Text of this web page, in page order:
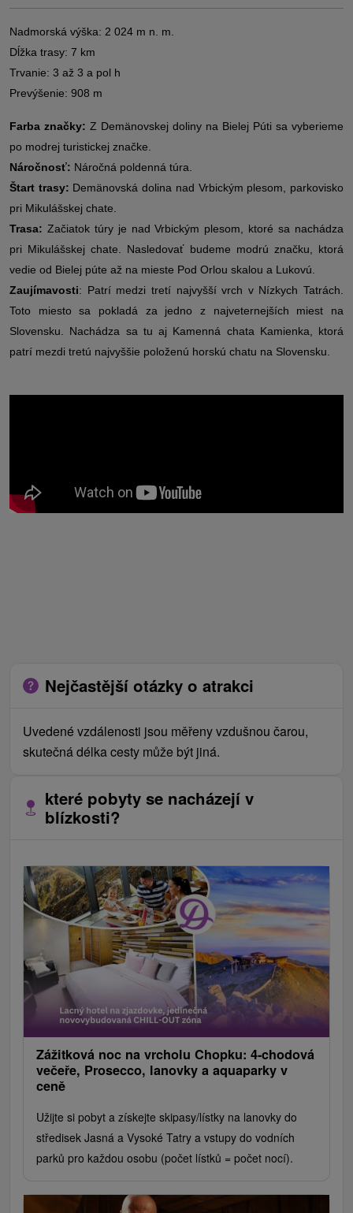
Nadmorská výška: 2 024 m n. m.
Dĺžka trasy: 7 km
Trvanie: 3 až 3 a pol h
Prevýšenie: 908 m
Farba značky: Z Demänovskej doliny na Bielej Púti sa vyberieme
po modrej turistickej značke.
Náročnosť: Náročná poldenná túra.
Štart trasy: Demänovská dolina nad Vrbickým plesom, parkovisko
pri Mikulášskej chate.
Trasa: Začiatok túry je nad Vrbickým plesom, ktoré sa nachádza
pri Mikulášskej chate. Nasledovať budeme modrú značku, ktorá
vedie od Bielej púte až na mieste Pod Orlou skalou a Lukovú.
Zaujímavosti: Patrí medzi tretí najvyšší vrch v Nízkych Tatrách.
Toto miesto sa pokladá za jedno z najveternejších miest na
Slovensku. Nachádza sa tu aj Kamenná chata Kamienka, ktorá
patrí mezdi tretú najvyššie položenú horskú chatu na Slovensku.
Nejčastější otázky o atrakci
Uvedené vzdálenosti jsou měřeny vzdušnou čarou,
skutečná délka cesty může být jiná.
které pobyty se nacházejí v
blízkosti?
Zážitková noc na vrcholu Chopku: 4-chodová
večeře, Prosecco, lanovky a aquaparky v
ceně
Užijte si pobyt a získejte skipasy/lístky na lanovky do
středisek Jasná a Vysoké Tatry a vstupy do vodních
parků pro každou osobu (počet lístků = počet nocí).